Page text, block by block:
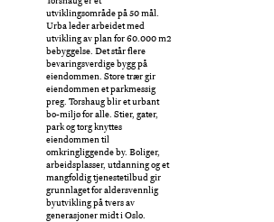
utviklingsområde på 50 mål.
Urba leder arbeidet med
utvikling av plan for 60.000 m2
bebyggelse. Det står flere
bevaringsverdige bygg på
eiendommen. Store trær gir
eiendommen et parkmessig
preg. Torshaug blir et urbant
bo-miljø for alle. Stier, gater,
park og torg knyttes
eiendommen til
omkringliggende by. Boliger,
arbeidsplasser, utdanning og et
mangfoldig tjenestetilbud gir
grunnlaget for aldersvennlig
byutvikling på tvers av
generasjoner midt i Oslo.